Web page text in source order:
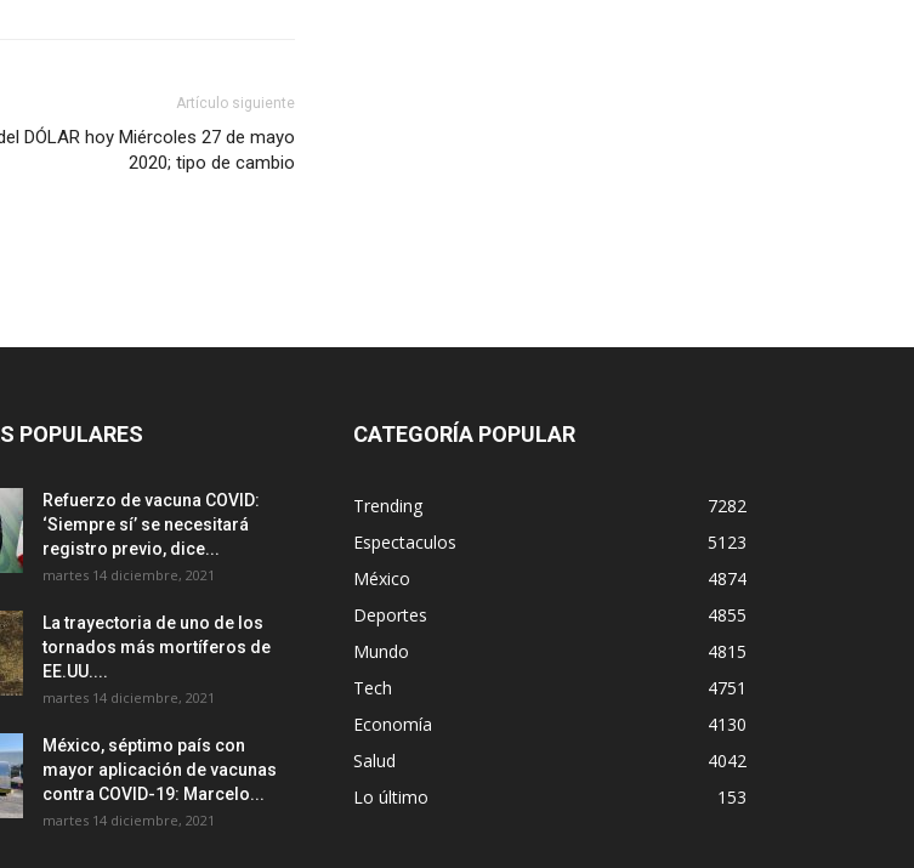
Artículo siguiente
DÓLAR hoy Miércoles 27 de mayo
2020; tipo de cambio
POPULARES
Refuerzo de vacuna COVID:
‘Siempre sí’ se necesitará
registro previo, dice...
martes 14 diciembre, 2021
La trayectoria de uno de los
tornados más mortíferos de
EE.UU....
martes 14 diciembre, 2021
México, séptimo país con
mayor aplicación de vacunas
contra COVID-19: Marcelo...
martes 14 diciembre, 2021
CATEGORÍA POPULAR
Trending
7282
Espectaculos
5123
México
4874
Deportes
4855
Mundo
4815
Tech
4751
Economía
4130
Salud
4042
Lo último
153